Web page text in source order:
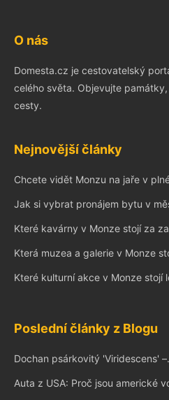
O nás
Domesta.cz je cestovatelský
celého světa. Objevujte
cesty.
Nejnovější články
Chcete vidět Monzu na jaře v
Jak si vybrat pronájem bytu v
Které kavárny v Monze stojí za
Která muzea a galerie v Monze
Které kulturní akce v Monze stojí
Poslední články z Blogu
Dochan psárkovitý 'Viridescens'
Auta z USA: Proč jsou americké